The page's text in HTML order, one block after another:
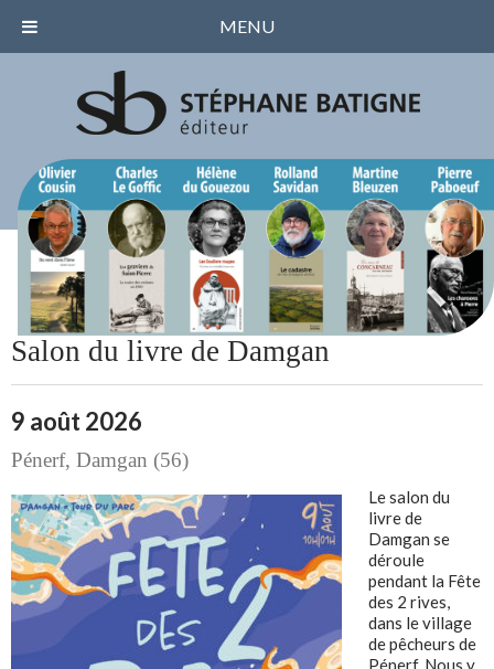
Salon du livre de Damgan
9 août 2026
Pénerf, Damgan (56)
Le salon du
livre de
Damgan se
déroule
pendant la Fête
des 2 rives,
dans le village
de pêcheurs de
Pénerf. Nous y
MENU